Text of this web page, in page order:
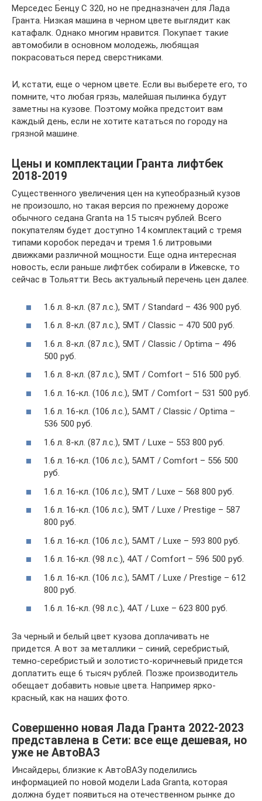
Мерседес Бенцу С 320, но не предназначен для Лада
Гранта. Низкая машина в черном цвете выглядит как
катафалк. Однако многим нравится. Покупает такие
автомобили в основном молодежь, любящая
покрасоваться перед сверстниками.
И, кстати, еще о черном цвете. Если вы выберете его, то
помните, что любая грязь, малейшая пылинка будут
заметны на кузове. Поэтому мойка предстоит вам
каждый день, если не хотите кататься по городу на
грязной машине.
Цены и комплектации Гранта лифтбек
2018-2019
Существенного увеличения цен на купеобразный кузов
не произошло, но такая версия по прежнему дороже
обычного седана Granta на 15 тысяч рублей. Всего
покупателям будет доступно 14 комплектаций c тремя
типами коробок передач и тремя 1.6 литровыми
движками различной мощности. Еще одна интересная
новость, если раньше лифтбек собирали в Ижевске, то
сейчас в Тольятти. Весь актуальный перечень цен далее.
1.6 л. 8-кл. (87 л.с.), 5МТ / Standard – 436 900 руб.
1.6 л. 8-кл. (87 л.с.), 5МТ / Classic – 470 500 руб.
1.6 л. 8-кл. (87 л.с.), 5МТ / Classic / Optima – 496
500 руб.
1.6 л. 8-кл. (87 л.с.), 5МТ / Comfort – 516 500 руб.
1.6 л. 16-кл. (106 л.с.), 5МТ / Comfort – 531 500 руб.
1.6 л. 16-кл. (106 л.с.), 5АМТ / Classic / Optima –
536 500 руб.
1.6 л. 8-кл. (87 л.с.), 5МТ / Luxe – 553 800 руб.
1.6 л. 16-кл. (106 л.с.), 5АМТ / Comfort – 556 500
руб.
1.6 л. 16-кл. (106 л.с.), 5МТ / Luxe – 568 800 руб.
1.6 л. 16-кл. (106 л.с.), 5МТ / Luxe / Prestige – 587
800 руб.
1.6 л. 16-кл. (106 л.с.), 5АМТ / Luxe – 593 800 руб.
1.6 л. 16-кл. (98 л.с.), 4АТ / Comfort – 596 500 руб.
1.6 л. 16-кл. (106 л.с.), 5АМТ / Luxe / Prestige – 612
800 руб.
1.6 л. 16-кл. (98 л.с.), 4АТ / Luxe – 623 800 руб.
За черный и белый цвет кузова доплачивать не
придется. А вот за металлики – синий, серебристый,
темно-серебристый и золотисто-коричневый придется
доплатить еще 6 тысяч рублей. Позже производитель
обещает добавить новые цвета. Например ярко-
красный, как на наших фото.
Совершенно новая Лада Гранта 2022-2023
представлена в Сети: все еще дешевая, но
уже не АвтоВАЗ
Инсайдеры, близкие к АвтоВАЗу поделились
информацией по новой модели Lada Granta, которая
должна будет появиться на отечественном рынке до